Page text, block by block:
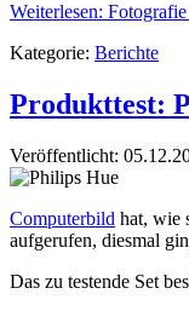
Weiterlesen:
Kategorie: Berichte
Produkttest:
Veröffentlicht:
Computerbild hat, wie
aufgerufen, diesmal
Das zu testende Set